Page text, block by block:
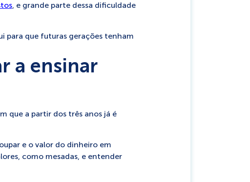
, e grande parte dessa dificuldade
para que futuras gerações tenham
a ensinar
que a partir dos três anos já é
e o valor do dinheiro em
como mesadas, e entender